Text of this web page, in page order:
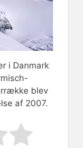
i Danmark
blev
af 2007.
Rating